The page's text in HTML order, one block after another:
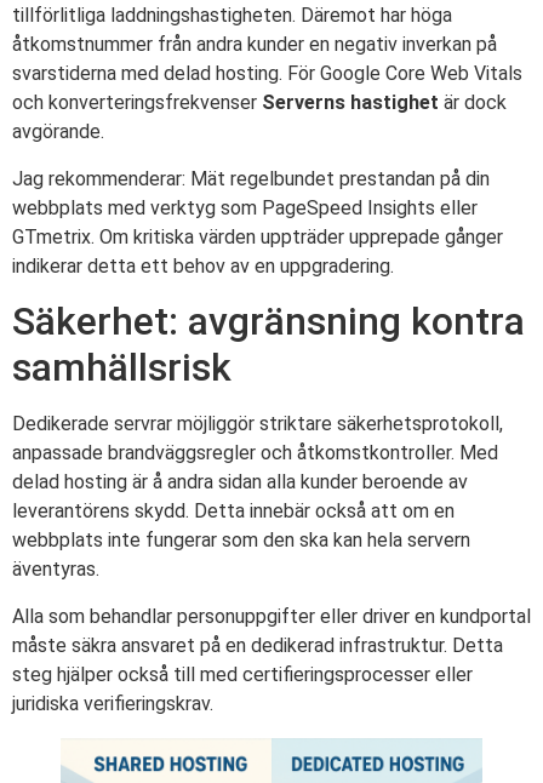
tillförlitliga laddningshastigheten. Däremot har höga
åtkomstnummer från andra kunder en negativ inverkan på
svarstiderna med delad hosting. För Google Core Web Vitals
och konverteringsfrekvenser Serverns hastighet är dock
avgörande.
Jag rekommenderar: Mät regelbundet prestandan på din
webbplats med verktyg som PageSpeed Insights eller
GTmetrix. Om kritiska värden uppträder upprepade gånger
indikerar detta ett behov av en uppgradering.
Säkerhet: avgränsning kontra
samhällsrisk
Dedikerade servrar möjliggör striktare säkerhetsprotokoll,
anpassade brandväggsregler och åtkomstkontroller. Med
delad hosting är å andra sidan alla kunder beroende av
leverantörens skydd. Detta innebär också att om en
webbplats inte fungerar som den ska kan hela servern
äventyras.
Alla som behandlar personuppgifter eller driver en kundportal
måste säkra ansvaret på en dedikerad infrastruktur. Detta
steg hjälper också till med certifieringsprocesser eller
juridiska verifieringskrav.